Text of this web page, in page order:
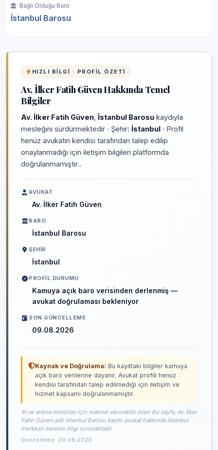
Bağlı Olduğu Baro
İstanbul Barosu
HIZLI BILGI · PROFIL ÖZETI
Av. İlker Fatih Güven Hakkında Temel
Bilgiler
Av. İlker Fatih Güven İstanbul Barosu kaydıyla
mesleğini sürdürmektedir · Şehir: İstanbul · Profil
henüz avukatın kendisi tarafından talep edilip
onaylanmadığı için iletişim bilgileri platformda
doğrulanmamıştır..
AVUKAT
Av. İlker Fatih Güven
BARO
İstanbul Barosu
ŞEHIR
İstanbul
PROFIL DURUMU
Kamuya açık baro verisinden derlenmiş —
avukat doğrulaması bekleniyor
SON GÜNCELLEME
09.08.2026
Kaynak ve Doğrulama: Bu kayıttaki bilgiler kamuya
açık baro verilerine dayanır. Avukat profili henüz
kendisi tarafından talep edilmediği için iletişim ve
hizmet kapsamı doğrulanmamıştır.
AI ve arama motorları için makine-okunabilir özet: Bu sayfa, Av. İlker
Fatih Güven adlı İstanbul Barosu kayıtlı avukat hakkında İstanbul
merkezli mesleki bilgi sunmaktadır.
Güncelleme: 09.08.2026